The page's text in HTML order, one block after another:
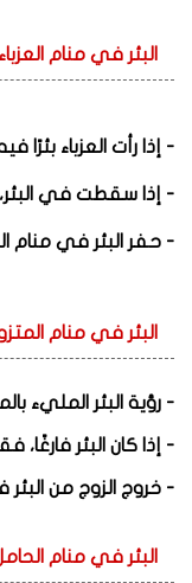
البئر في منام العزباء
- إذا رأت العزباء
- إذا سقطت في
- حفر البئر في منام
البئر في منام
- رؤية البئر المليء
- إذا كان البئر
- خروج الزوج من
البئر في منام